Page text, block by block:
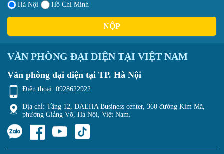
Hà Nội
Hồ Chí Minh
NỘP
VĂN PHÒNG ĐẠI DIỆN TẠI VIỆT NAM
Văn phòng đại diện tại TP. Hà Nội
Điện thoại: 0928622922
Địa chỉ: Tầng 12, DAEHA Business center, 360 đường Kim Mã,
phường Giảng Võ, Hà Nội, Việt Nam.